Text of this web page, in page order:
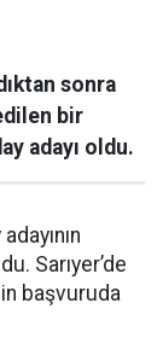
sonra
bir
adayı oldu.
Sarıyer’de
başvuruda